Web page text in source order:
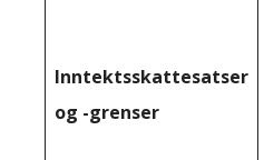
Inntektsskattesatser
og -grenser